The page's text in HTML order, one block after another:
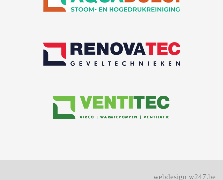
webdesign w247.be